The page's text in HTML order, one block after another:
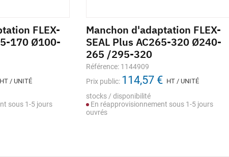
FLEX-
170 Ø100-
HT / UNITÉ
sous 1-5 jours
Manchon d'adaptation FLEX-
SEAL Plus AC265-320 Ø240-
265 /295-320
Référence: 1144909
Prix public: 114,57 € HT / UNITÉ
stocks / disponibilité
En réapprovisionnement sous 1-5 jours
ouvrés